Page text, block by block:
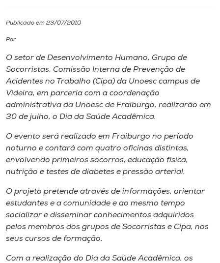
Cultura
CPA
Biblioteca
Editora
Rádio
Museu
Unoesc
Publicado em 23/07/2010
Por
O setor de Desenvolvimento Humano, Grupo de
Socorristas, Comissão Interna de Prevenção de
Acidentes no Trabalho (Cipa) da Unoesc campus de
Videira, em parceria com a coordenação
administrativa da Unoesc de Fraiburgo, realizarão em
30 de julho, o Dia da Saúde Acadêmica.
O evento será realizado em Fraiburgo no período
noturno e contará com quatro oficinas distintas,
envolvendo primeiros socorros, educação física,
nutrição e testes de diabetes e pressão arterial.
O projeto pretende através de informações, orientar
estudantes e a comunidade e ao mesmo tempo
socializar e disseminar conhecimentos adquiridos
pelos membros dos grupos de Socorristas e Cipa, nos
seus cursos de formação.
Com a realização do Dia da Saúde Acadêmica, os